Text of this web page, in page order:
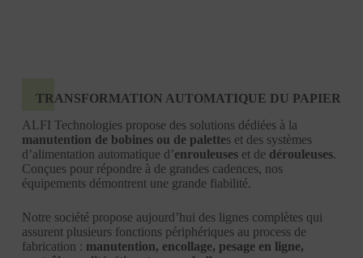
TRANSFORMATION AUTOMATIQUE DU PAPIER
ALFI Technologies propose des solutions dédiées à la
manutention de bobines ou de palettes et des systèmes
d’alimentation automatique d’enrouleuseset de dérouleuses.
Conçues pour répondre à de grandes cadences, nos
équipements démontrent une grande fiabilité.
Notre société propose aujourd’hui des lignes complètes qui
assurent plusieurs fonctions périphériques au process de
fabrication : manutention, encollage, pesage en ligne,